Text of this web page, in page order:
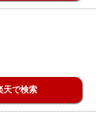
天で検索